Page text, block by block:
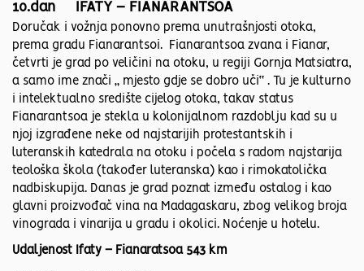
10.dan IFATY – FIANARANTSOA
Doručak i vožnja ponovno prema unutrašnjosti otoka,
prema gradu Fianarantsoi. Fianarantsoa zvana i Fianar,
četvrti je grad po veličini na otoku, u regiji Gornja Matsiatra,
a samo ime znači „ mjesto gdje se dobro uči“ . Tu je kulturno
i intelektualno središte cijelog otoka, takav status
Fianarantsoa je stekla u kolonijalnom razdoblju kad su u
njoj izgrađene neke od najstarijih protestantskih i
luteranskih katedrala na otoku i počela s radom najstarija
teološka škola (također luteranska) kao i rimokatolička
nadbiskupija. Danas je grad poznat između ostalog i kao
glavni proizvođač vina na Madagaskaru, zbog velikog broja
vinograda i vinarija u gradu i okolici. Noćenje u hotelu.
Udaljenost Ifaty – Fianaratsoa 543 km